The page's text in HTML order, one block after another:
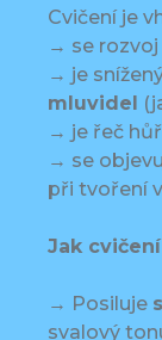
Cvičení je
→ se rozvoj
→ je
mluvidel
→ je řeč
→ se
při tvoření
Jak
→ Posiluje
svalový